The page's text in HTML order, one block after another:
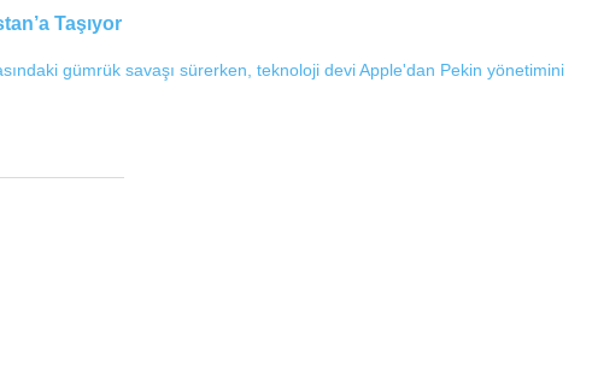
Taşıyor
gümrük savaşı sürerken, teknoloji devi Apple'dan Pekin yönetimini